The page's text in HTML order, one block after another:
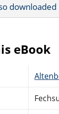
downloaded
eBook